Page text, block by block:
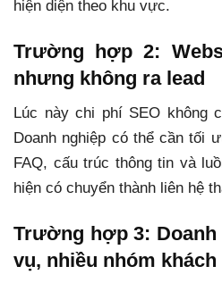
hiện diện theo khu vực.
Trường hợp 2:
nhưng không ra lead
Lúc này chi phí SEO không
Doanh nghiệp có thể cần tối
FAQ, cấu trúc thông tin và
hiện có chuyển thành liên hệ
Trường hợp 3:
vụ, nhiều nhóm khách